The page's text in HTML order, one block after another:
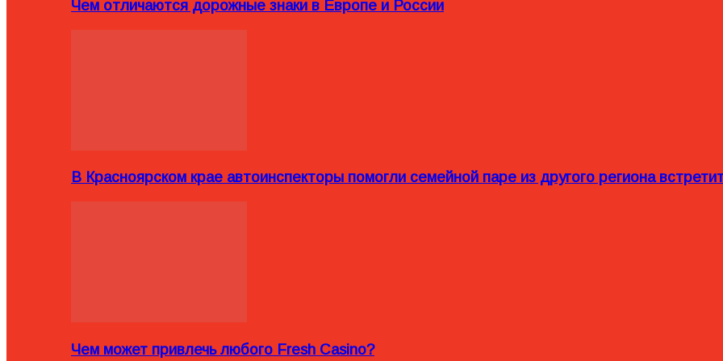
Чем отличаются дорожные знаки в Европе и России
В Красноярском крае автоинспекторы помогли семейной паре из другого региона
Чем может привлечь любого Fresh Casino?